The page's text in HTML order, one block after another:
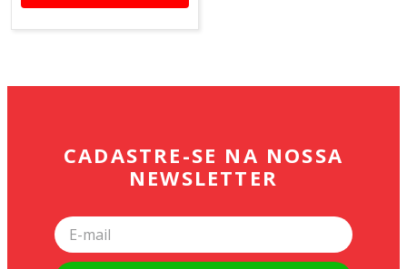
CADASTRE-SE NA NOSSA
NEWSLETTER